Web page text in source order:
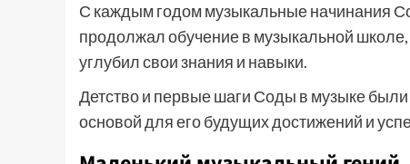
С каждым годом музыкальные начинания
продолжал обучение в музыкальной
углубил свои знания и навыки.
Детство и первые шаги Соды в музыке
основой для его будущих достижений и